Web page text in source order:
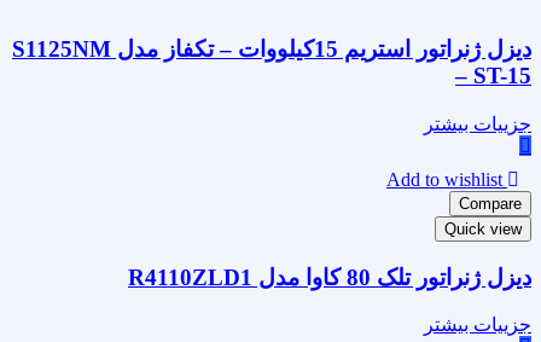
دیزل ژنراتور استریم 15کیلووات – تکفاز مدل S1125NM
– ST-15
جزییات بیشتر
Add to wishlist
Compare
Quick view
دیزل ژنراتور تلک 80 کاوا مدل R4110ZLD1
جزییات بیشتر